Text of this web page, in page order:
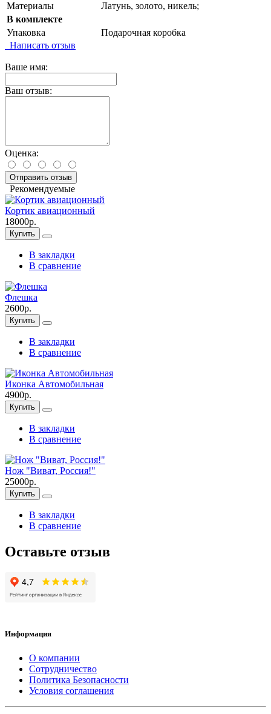
Материалы
Латунь, золото, никель;
В комплекте
Упаковка
Подарочная коробка
Написать отзыв
Ваше имя:
Ваш отзыв:
Оценка:
Отправить отзыв
Рекомендуемые
Кортик авиационный
18000р.
Купить
В закладки
В сравнение
Флешка
2600р.
Купить
В закладки
В сравнение
Иконка Автомобильная
4900р.
Купить
В закладки
В сравнение
Нож "Виват, Россия!"
25000р.
Купить
В закладки
В сравнение
Оставьте отзыв
Информация
О компании
Сотрудничество
Политика Безопасности
Условия соглашения